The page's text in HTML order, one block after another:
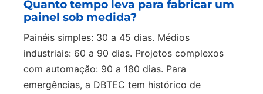
Quanto tempo leva para fabricar um
painel sob medida?
Painéis simples: 30 a 45 dias. Médios
industriais: 60 a 90 dias. Projetos complexos
com automação: 90 a 180 dias. Para
emergências, a DBTEC tem histórico de